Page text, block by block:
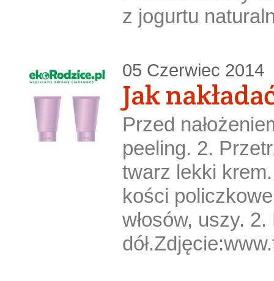
z jogurtu
05 Czerwiec 2014
Jak
Przed
peeling. 2.
twarz lekki
kości
włosów, uszy.